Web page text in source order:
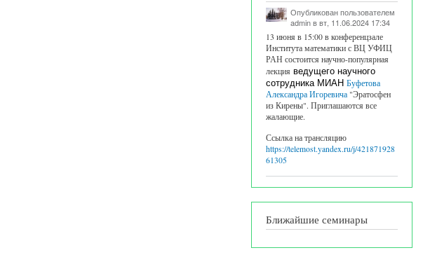
Опубликован пользователем
adminв вт, 11.06.2024 17:34
13 июня в 15:00 в конференцзале
Института математики с ВЦ УФИЦ
РАН состоится научно-популярная
лекция ведущего научного
сотрудника МИАН Буфетова
Александра Игоревича "Эратосфен
из Кирены". Приглашаются все
жалающие.
Ссылка на трансляцию
https://telemost.yandex.ru/j/421871928
61305
Ближайшие семинары